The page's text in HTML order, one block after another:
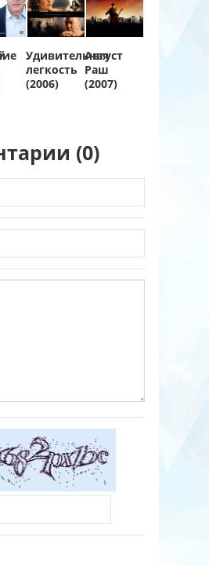
Удивительная
легкость
(2006)
Август
Раш
(2007)
(0)